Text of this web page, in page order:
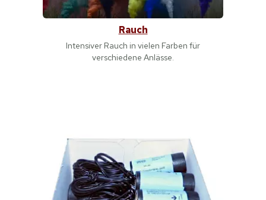
Rauch
Intensiver Rauch in vielen Farben für
verschiedene Anlässe.